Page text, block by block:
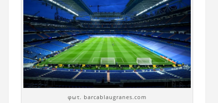
φωτ. barcablaugranes.com